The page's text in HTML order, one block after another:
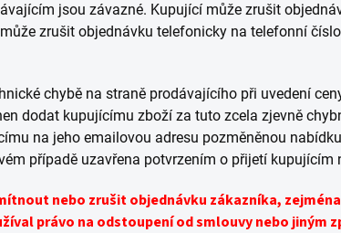
jsou závazné. Kupující může zrušit
zrušit objednávku telefonicky na telefonní
chybě na straně prodávajícího při uvedení
dodat kupujícímu zboží za tuto zcela zjevně
na jeho emailovou adresu pozměněnou
případě uzavřena potvrzením o přijetí
nebo zrušit objednávku zákazníka,
právo na odstoupení od smlouvy nebo jiným